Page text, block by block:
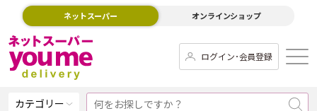
ネットスーパー オンラインショップ
ログイン･会員登録
カテゴリー